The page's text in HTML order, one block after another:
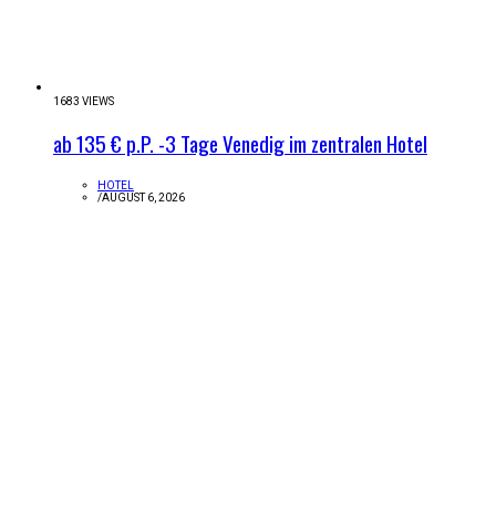
1683 VIEWS
ab 135 € p.P. -3 Tage Venedig im zentralen Hotel
HOTEL
/AUGUST 6, 2026